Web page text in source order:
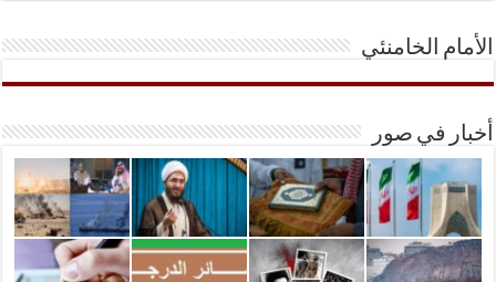
الأمام الخامنئي
أخبار في صور